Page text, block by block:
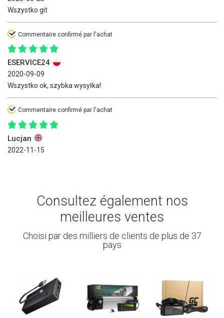
Wszystko git
Commentaire confirmé par l'achat
ESERVICE24
2020-09-09
Wszystko ok, szybka wysyłka!
Commentaire confirmé par l'achat
Lucjan
2022-11-15
Consultez également nos
meilleures ventes
Choisi par des milliers de clients de plus de 37
pays